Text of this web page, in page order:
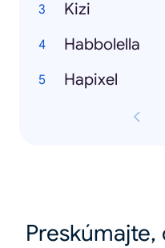
Kizi
Habbolella
Hapixel